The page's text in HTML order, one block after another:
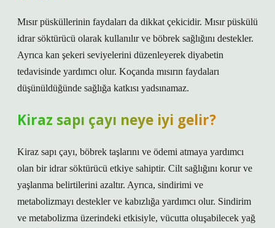
Mısır püsküllerinin faydaları da dikkat çekicidir. Mısır püskülü
idrar söktürücü olarak kullanılır ve böbrek sağlığını destekler.
Ayrıca kan şekeri seviyelerini düzenleyerek diyabetin
tedavisinde yardımcı olur. Koçanda mısırın faydaları
düşünüldüğünde sağlığa katkısı yadsınamaz.
Kiraz sapı çayı neye iyi gelir?
Kiraz sapı çayı, böbrek taşlarını ve ödemi atmaya yardımcı
olan bir idrar söktürücü etkiye sahiptir. Cilt sağlığını korur ve
yaşlanma belirtilerini azaltır. Ayrıca, sindirimi ve
metabolizmayı destekler ve kabızlığa yardımcı olur. Sindirim
ve metabolizma üzerindeki etkisiyle, vücutta oluşabilecek yağ